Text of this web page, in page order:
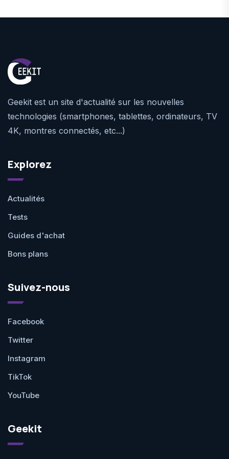
Geekit est un site d'actualité sur les nouvelles
technologies (smartphones, tablettes, ordinateurs, TV
4K, montres connectés, etc...)
Explorez
Actualités
Tests
Guides d'achat
Bons plans
Suivez-nous
Facebook
Twitter
Instagram
TikTok
YouTube
Geekit